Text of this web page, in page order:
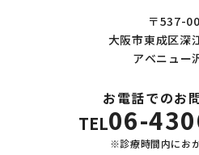
〒537-
大阪市東成区深
アベニュー
お電話でのお
TEL06-
※診療時間内にお